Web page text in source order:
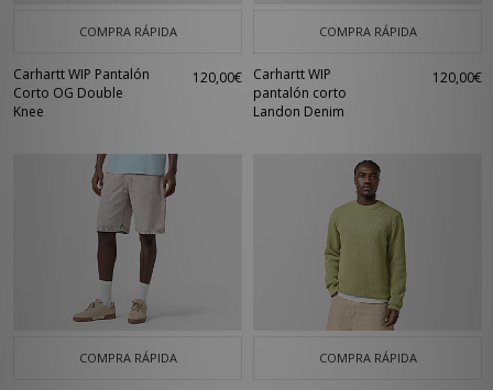
COMPRA RÁPIDA
Carhartt WIP Pantalón
Corto OG Double
Knee
120,00€
COMPRA RÁPIDA
Carhartt WIP
pantalón corto
Landon Denim
120,00€
COMPRA RÁPIDA COMPRA RÁPIDA